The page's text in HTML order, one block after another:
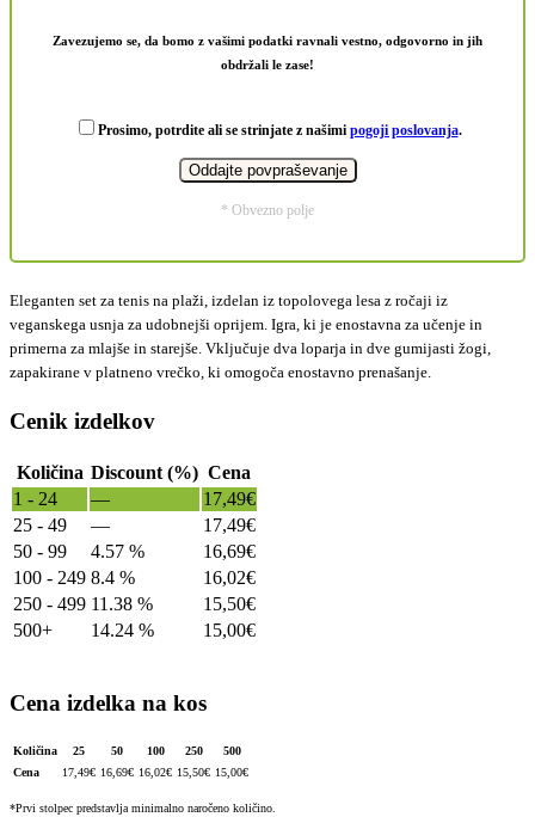
Zavezujemo se, da bomo z vašimi podatki ravnali vestno, odgovorno in jih
obdržali le zase!
Prosimo, potrdite ali se strinjate z našimi pogoji poslovanja.
* Obvezno polje
Eleganten set za tenis na plaži, izdelan iz topolovega lesa z ročaji iz
veganskega usnja za udobnejši oprijem. Igra, ki je enostavna za učenje in
primerna za mlajše in starejše. Vključuje dva loparja in dve gumijasti žogi,
zapakirane v platneno vrečko, ki omogoča enostavno prenašanje.
Cenik izdelkov
Količina Discount (%) Cena
1 - 24
— 17,49€
25 - 49
— 17,49€
50 - 99
4.57 % 16,69€
100 - 249 8.4 % 16,02€
250 - 499 11.38 % 15,50€
500+
14.24 % 15,00€
Cena izdelka na kos
Količina 25 50 100 250
500
Cena
17,49€ 16,69€ 16,02€ 15,50€ 15,00€
*Prvi stolpec predstavlja minimalno naročeno količino.